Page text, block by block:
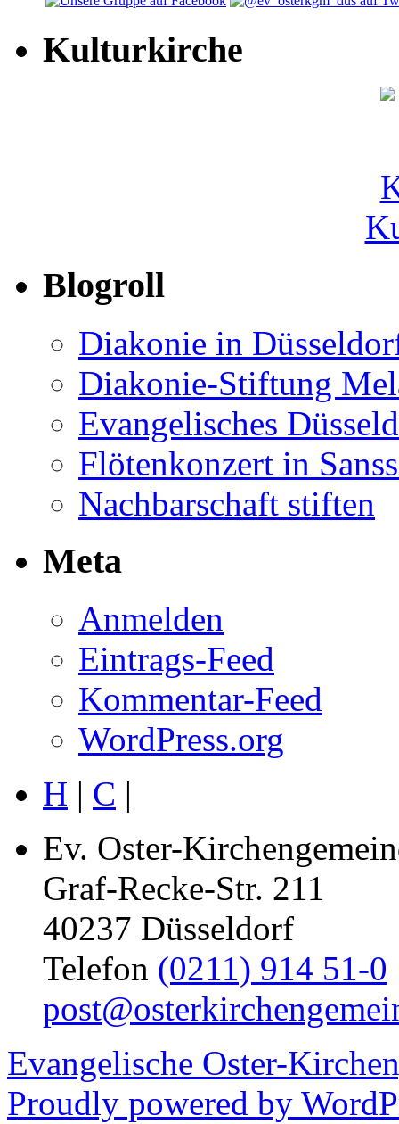
Kulturkirche
Blogroll
Diakonie in
Diakonie-Stiftung
Evangelisches
Flötenkonzert in
Nachbarschaft stiften
Meta
Anmelden
Eintrags-Feed
Kommentar-Feed
WordPress.org
H | C |
Ev. Oster-
Graf-Recke-Str. 211
40237 Düsseldorf
Telefon (0211) 914 51-0
Evangelische Oster-
Proudly powered by